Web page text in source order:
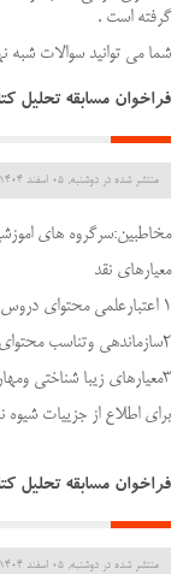
گرفته است .
شما می توانید سوالات شبه
فراخوان مسابقه تحلیل
منتشر شده در دوشنبه, 05 اسفند 1404 12:50
مخاطبین:سرگروه های
معیارهای نقد
1 اعتبارعلمی محتوای دروس وتقویت تفکر انتقادی
2سازماندهی وتناسب محتوای دروس
3معیارهای زیبا شناختی ومهارتهای زبانی
برای اطلاع از جزییات شیوه
فراخوان مسابقه تحلیل
منتشر شده در دوشنبه, 05 اسفند 1404 12:50